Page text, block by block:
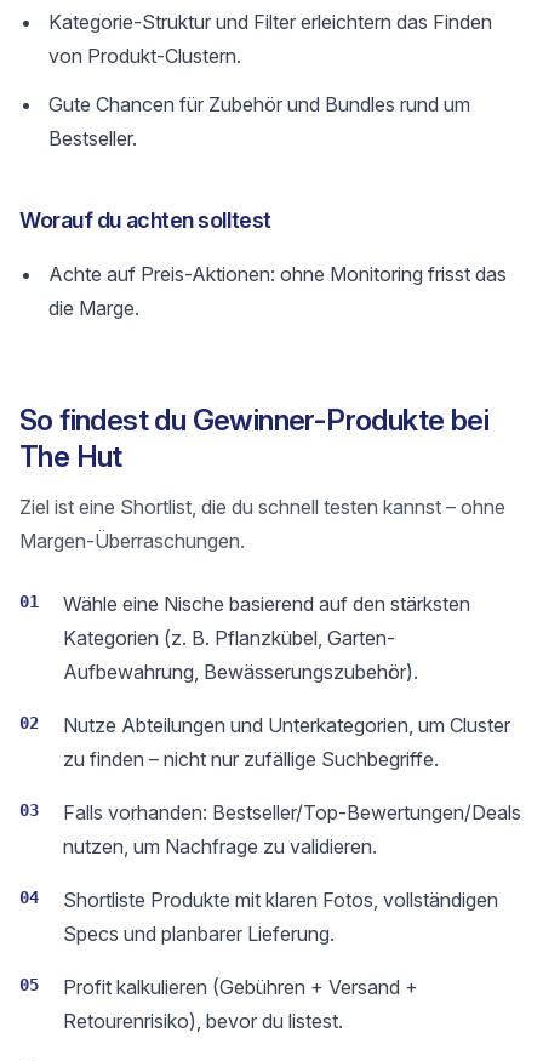
Kategorie-Struktur und Filter erleichtern das Finden
von Produkt-Clustern.
Gute Chancen für Zubehör und Bundles rund um
Bestseller.
Worauf du achten solltest
Achte auf Preis-Aktionen: ohne Monitoring frisst das
die Marge.
So findest du Gewinner-Produkte bei
The Hut
Ziel ist eine Shortlist, die du schnell testen kannst – ohne
Margen-Überraschungen.
01
Wähle eine Nische basierend auf den stärksten
Kategorien (z. B. Pflanzkübel, Garten-
Aufbewahrung, Bewässerungszubehör).
02
Nutze Abteilungen und Unterkategorien, um Cluster
zu finden – nicht nur zufällige Suchbegriffe.
03
Falls vorhanden: Bestseller/Top-Bewertungen/Deals
nutzen, um Nachfrage zu validieren.
04
Shortliste Produkte mit klaren Fotos, vollständigen
Specs und planbarer Lieferung.
05
Profit kalkulieren (Gebühren + Versand +
Retourenrisiko), bevor du listest.